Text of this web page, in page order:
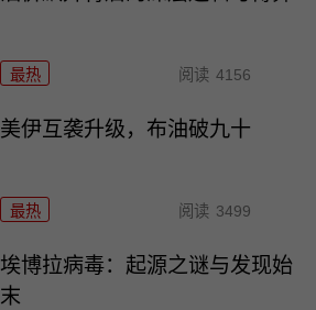
最热 阅读 4156
美伊互袭升级，布油破九十
最热 阅读 3499
埃博拉病毒：起源之谜与发现始
末